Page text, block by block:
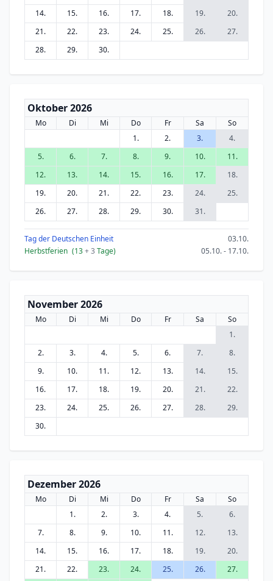
14.
15. 16. 17. 18. 19.
20.
21.
22. 23. 24. 25. 26.
27.
28.
29. 30.
Oktober 2026
Mo Di Mi Do Fr Sa
So
1.
2. 3.
4.
5.
6. 7. 8. 9. 10.
11.
12.
13. 14. 15. 16. 17.
18.
19.
20. 21. 22. 23. 24.
25.
26.
27. 28. 29. 30. 31.
Tag der Deutschen Einheit
03.10.
Herbstferien (13+ 3 Tage) 05.10. - 17.10.
November 2026
Mo Di Mi Do Fr Sa
So
1.
2.
3. 4. 5. 6. 7.
8.
9.
10. 11. 12. 13. 14.
15.
16.
17. 18. 19. 20. 21.
22.
23.
24. 25. 26. 27. 28.
29.
30.
Dezember 2026
Mo Di Mi Do Fr Sa
So
1.
2. 3. 4. 5.
6.
7.
8. 9. 10. 11. 12.
13.
14.
15. 16. 17. 18. 19.
20.
21.
22. 23. 24. 25. 26.
27.